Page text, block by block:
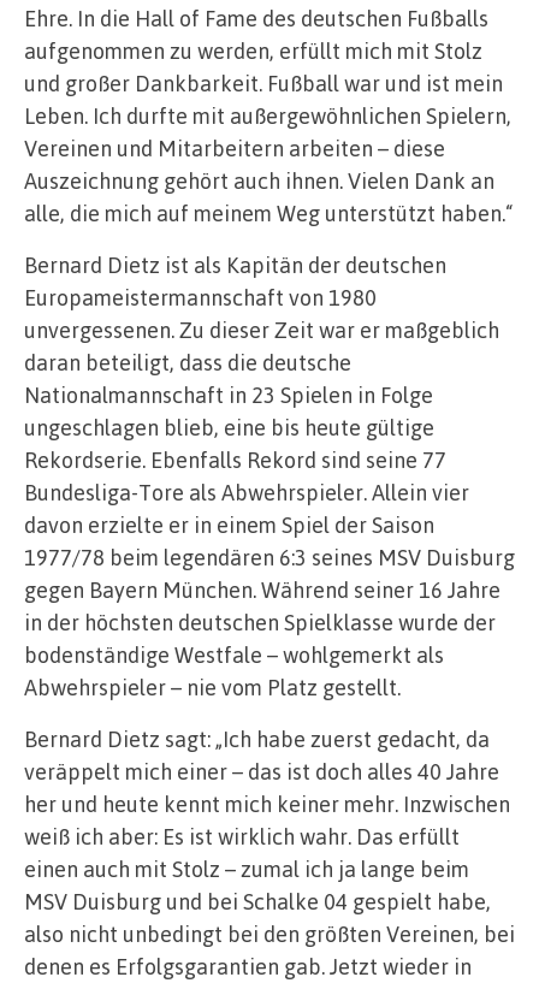
Ehre. In die Hall of Fame des deutschen Fußballs
aufgenommen zu werden, erfüllt mich mit Stolz
und großer Dankbarkeit. Fußball war und ist mein
Leben. Ich durfte mit außergewöhnlichen Spielern,
Vereinen und Mitarbeitern arbeiten – diese
Auszeichnung gehört auch ihnen. Vielen Dank an
alle, die mich auf meinem Weg unterstützt haben.“
Bernard Dietz ist als Kapitän der deutschen
Europameistermannschaft von 1980
unvergessenen. Zu dieser Zeit war er maßgeblich
daran beteiligt, dass die deutsche
Nationalmannschaft in 23 Spielen in Folge
ungeschlagen blieb, eine bis heute gültige
Rekordserie. Ebenfalls Rekord sind seine 77
Bundesliga-Tore als Abwehrspieler. Allein vier
davon erzielte er in einem Spiel der Saison
1977/78 beim legendären 6:3 seines MSV Duisburg
gegen Bayern München. Während seiner 16 Jahre
in der höchsten deutschen Spielklasse wurde der
bodenständige Westfale – wohlgemerkt als
Abwehrspieler – nie vom Platz gestellt.
Bernard Dietz sagt: „Ich habe zuerst gedacht, da
veräppelt mich einer – das ist doch alles 40 Jahre
her und heute kennt mich keiner mehr. Inzwischen
weiß ich aber: Es ist wirklich wahr. Das erfüllt
einen auch mit Stolz – zumal ich ja lange beim
MSV Duisburg und bei Schalke 04 gespielt habe,
also nicht unbedingt bei den größten Vereinen, bei
denen es Erfolgsgarantien gab. Jetzt wieder in